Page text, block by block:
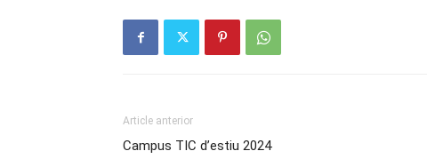
Article anterior
Campus TIC d’estiu 2024